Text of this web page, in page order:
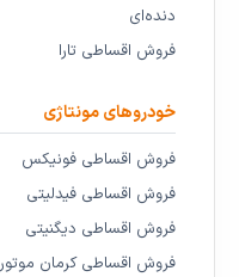
دنده‌ای
فروش اقساطی تارا
خودروهای مونتاژی
فروش اقساطی فونیکس
فروش اقساطی فیدلیتی
فروش اقساطی دیگنیتی
فروش اقساطی کرمان موتور